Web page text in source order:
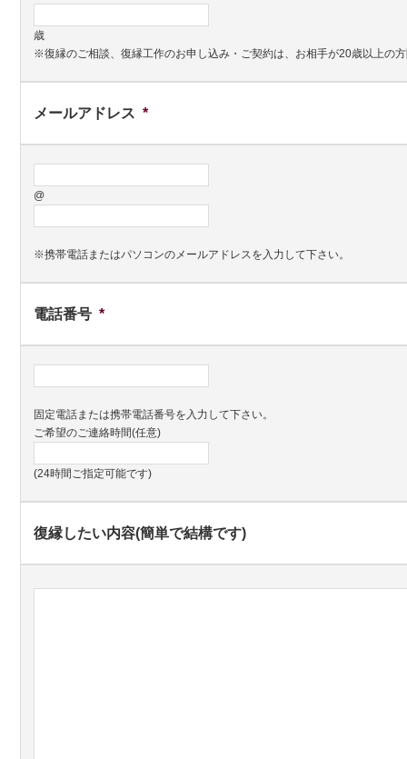
歳
※復縁のご相談、復縁工作のお申し込み・ご契約は、お相手が20歳以上の
メールアドレス *
@
※携帯電話またはパソコンのメールアドレスを入力して下さい。
電話番号 *
固定電話または携帯電話番号を入力して下さい。
ご希望のご連絡時間(任意)
(24時間ご指定可能です)
復縁したい内容(簡単で結構です)